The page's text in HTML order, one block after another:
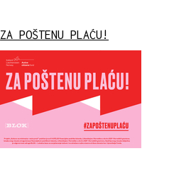
ZA POŠTENU PLAĆU!